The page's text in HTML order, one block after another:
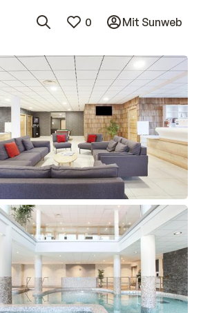
0 Mit Sunweb